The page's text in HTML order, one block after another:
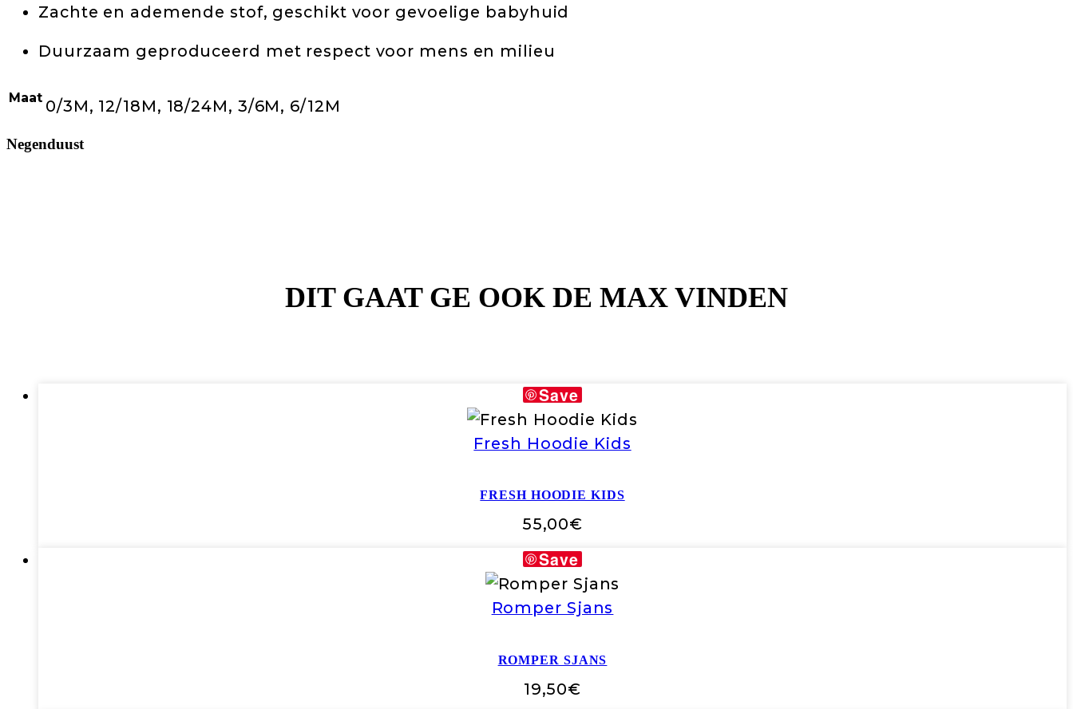
Zachte en ademende stof, geschikt voor gevoelige babyhuid
Duurzaam geproduceerd met respect voor mens en milieu
Maat 0/3M, 12/18M, 18/24M, 3/6M, 6/12M
Negenduust
Gerelateerde producten
Save
Fresh Hoodie Kids
FRESH HOODIE KIDS
55,00€
Save
Romper Sjans
ROMPER SJANS
19,50€